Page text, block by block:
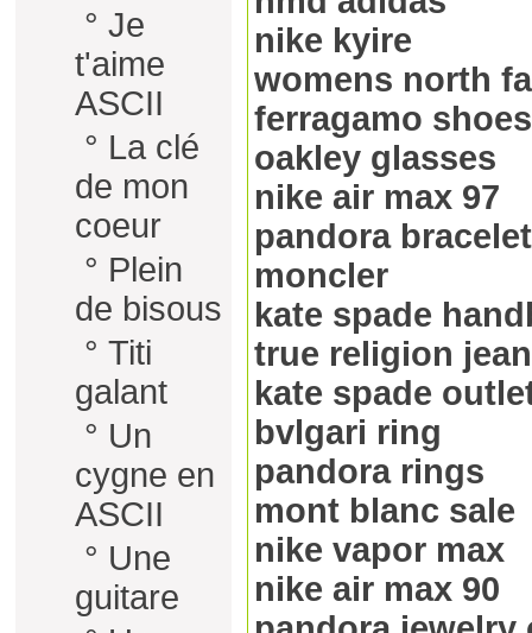
° Je
t'aime
ASCII
° La clé
de mon
coeur
° Plein
de bisous
° Titi
galant
° Un
cygne en
ASCII
° Une
guitare
nike kyire
womens north
ferragamo shoes
oakley glasses
nike air max 97
pandora bracelet
moncler
kate spade
true religion
kate spade
bvlgari ring
pandora rings
mont blanc sale
nike vapor max
nike air max 90